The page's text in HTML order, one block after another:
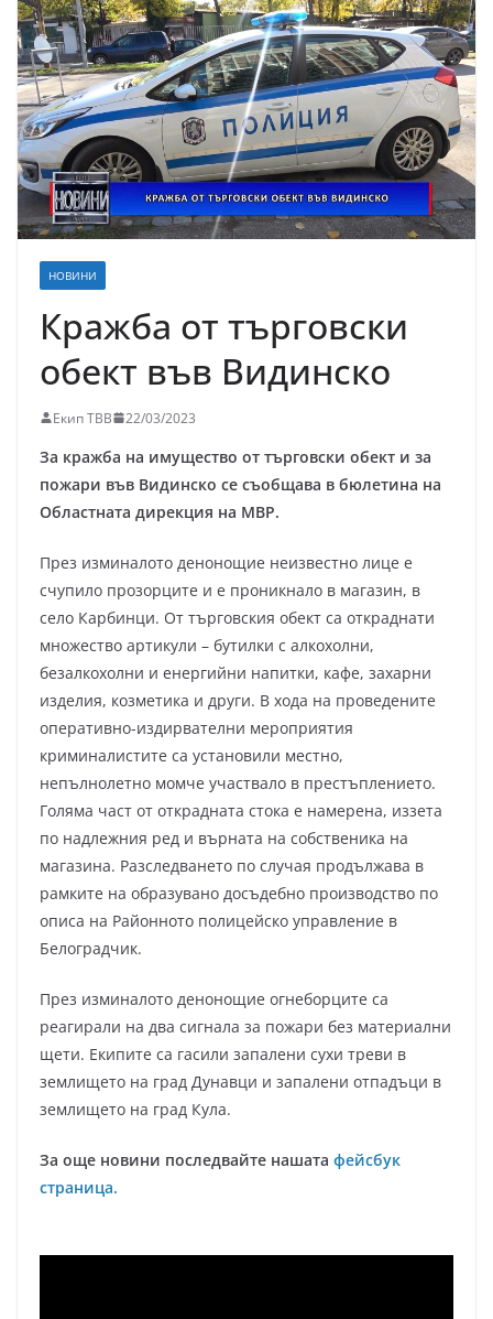
НОВИНИ
Кражба от търговски
обект във Видинско
Екип ТВВ 22/03/2023
За кражба на имущество от търговски обект и за
пожари във Видинско се съобщава в бюлетина на
Областната дирекция на МВР.
През изминалото денонощие неизвестно лице е
счупило прозорците и е проникнало в магазин, в
село Карбинци. От търговския обект са откраднати
множество артикули – бутилки с алкохолни,
безалкохолни и енергийни напитки, кафе, захарни
изделия, козметика и други. В хода на проведените
оперативно-издирвателни мероприятия
криминалистите са установили местно,
непълнолетно момче участвало в престъплението.
Голяма част от открадната стока е намерена, иззета
по надлежния ред и върната на собственика на
магазина. Разследването по случая продължава в
рамките на образувано досъдебно производство по
описа на Районното полицейско управление в
Белоградчик.
През изминалото денонощие огнеборците са
реагирали на два сигнала за пожари без материални
щети. Екипите са гасили запалени сухи треви в
землището на град Дунавци и запалени отпадъци в
землището на град Кула.
За още новини последвайте нашата фейсбук
страница.